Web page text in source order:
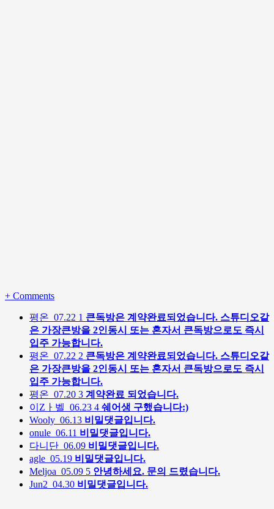
+ Comments
평온 07.22 1 큰독방은 계약완료되었습니다. 스튜디오같
은 가장큰방을 2인동시 또는 혼자서 큰독방으로도 즉시
입주 가능합니다.
평온 07.22 2 큰독방은 계약완료되었습니다. 스튜디오같
은 가장큰방을 2인동시 또는 혼자서 큰독방으로도 즉시
입주 가능합니다.
평온 07.20 3 계약완료 되었습니다.
이Zㅏ벨 06.23 4 쉐어생 구했습니다:)
Wooly 06.13 비밀댓글입니다.
onule 06.11 비밀댓글입니다.
다니단 06.09 비밀댓글입니다.
agle 05.19 비밀댓글입니다.
Meljoa 05.09 5 안녕하세요. 문의 드렸습니다.
Jun2 04.30 비밀댓글입니다.